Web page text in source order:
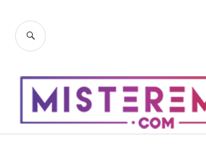
contenu
RECHERCHE